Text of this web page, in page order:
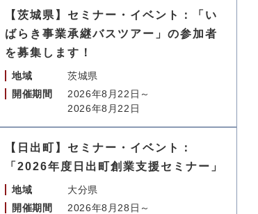
【茨城県】セミナー・イベント：「い
ばらき事業承継バスツアー」の参加者
を募集します！
地域
茨城県
開催期間
2026年8月22日～
2026年8月22日
【日出町】セミナー・イベント：
「2026年度日出町創業支援セミナー」
地域
大分県
開催期間
2026年8月28日～